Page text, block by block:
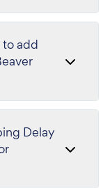
add
Delay